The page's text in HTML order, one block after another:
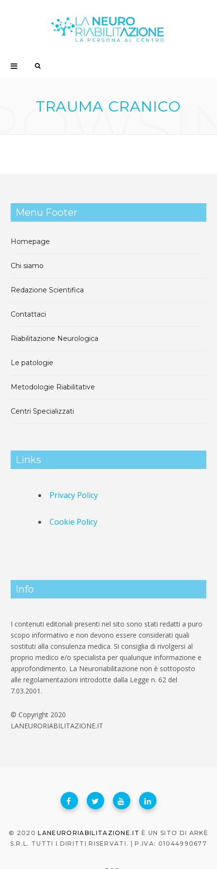
f
o
r
:
TRAUMA CRANICO
Menu Footer
Homepage
Chi siamo
Redazione Scientifica
Contattaci
Riabilitazione Neurologica
Le patologie
Metodologie Riabilitative
Centri Specializzati
Links
Privacy Policy
Cookie Policy
Info
I contenuti editoriali presenti nel sito sono stati redatti a puro
scopo informativo e non devono essere considerati quali
sostituti alla consulenza medica. Si consiglia di rivolgersi al
proprio medico e/o specialista per qualunque informazione e
approfondimento. La Neuroriabilitazione non è sottoposto
alle regolamentazioni introdotte dalla Legge n. 62 del
7.03.2001.
© Copyright 2020
LANEURORIABILITAZIONE.IT
© 2020LANEURORIABILITAZIONE.IT È UN SITO DI ARKÈ
S.R.L. TUTTI I DIRITTI RISERVATI. | P.IVA: 01044990677